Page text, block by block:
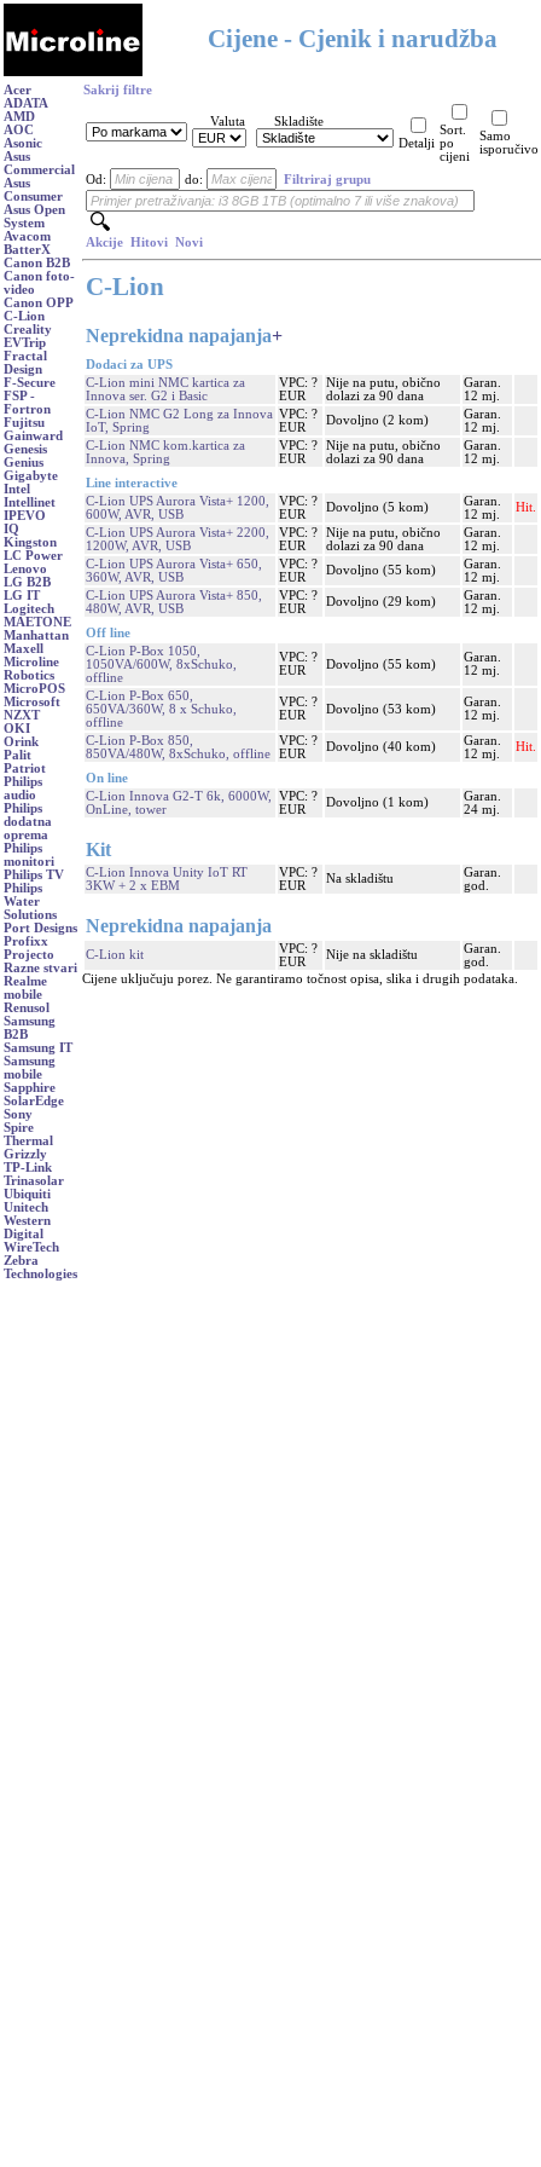
Cijene - Cjenik i narudžba
Acer
ADATA
AMD
AOC
Asonic
Asus
Commercial
Asus
Consumer
Asus Open
System
Avacom
BatterX
Canon B2B
Canon foto-
video
Canon OPP
C-Lion
Creality
EVTrip
Fractal
Design
F-Secure
FSP -
Fortron
Fujitsu
Gainward
Genesis
Genius
Gigabyte
Intel
Intellinet
IPEVO
IQ
Kingston
LC Power
Lenovo
LG B2B
LG IT
Logitech
MAETONE
Manhattan
Maxell
Microline
Robotics
MicroPOS
Microsoft
NZXT
OKI
Orink
Palit
Patriot
Philips
audio
Philips
dodatna
oprema
Philips
monitori
Philips TV
Philips
Water
Solutions
Port Designs
Profixx
Projecto
Razne stvari
Realme
mobile
Renusol
Samsung
B2B
Samsung IT
Samsung
mobile
Sapphire
SolarEdge
Sony
Spire
Thermal
Grizzly
TP-Link
Trinasolar
Ubiquiti
Unitech
Western
Digital
WireTech
Zebra
Technologies
Sakrij filtre
Valuta
Skladište
Detalji
Sort.
po
cijeni
Samo
isporučivo
Od: do: Filtriraj grupu
Akcije Hitovi Novi
C-Lion
Neprekidna napajanja+
Dodaci za UPS
C-Lion mini NMC kartica za
Innova ser. G2 i Basic
VPC: ?
EUR
Nije na putu, obično
dolazi za 90 dana
Garan.
12 mj.
C-Lion NMC G2 Long za Innova
IoT, Spring
VPC: ?
EUR
Dovoljno (2 kom)
Garan.
12 mj.
C-Lion NMC kom.kartica za
Innova, Spring
VPC: ?
EUR
Nije na putu, obično
dolazi za 90 dana
Garan.
12 mj.
Line interactive
C-Lion UPS Aurora Vista+ 1200,
600W, AVR, USB
VPC: ?
EUR
Dovoljno (5 kom)
Garan.
12 mj.
Hit.
C-Lion UPS Aurora Vista+ 2200,
1200W, AVR, USB
VPC: ?
EUR
Nije na putu, obično
dolazi za 90 dana
Garan.
12 mj.
C-Lion UPS Aurora Vista+ 650,
360W, AVR, USB
VPC: ?
EUR
Dovoljno (55 kom)
Garan.
12 mj.
C-Lion UPS Aurora Vista+ 850,
480W, AVR, USB
VPC: ?
EUR
Dovoljno (29 kom)
Garan.
12 mj.
Off line
C-Lion P-Box 1050,
1050VA/600W, 8xSchuko,
offline
VPC: ?
EUR
Dovoljno (55 kom)
Garan.
12 mj.
C-Lion P-Box 650,
650VA/360W, 8 x Schuko,
offline
VPC: ?
EUR
Dovoljno (53 kom)
Garan.
12 mj.
C-Lion P-Box 850,
850VA/480W, 8xSchuko, offline
VPC: ?
EUR
Dovoljno (40 kom)
Garan.
12 mj.
Hit.
On line
C-Lion Innova G2-T 6k, 6000W,
OnLine, tower
VPC: ?
EUR
Dovoljno (1 kom)
Garan.
24 mj.
Kit
C-Lion Innova Unity IoT RT
3KW + 2 x EBM
VPC: ?
EUR
Na skladištu
Garan.
god.
Neprekidna napajanja
C-Lion kit
VPC: ?
EUR
Nije na skladištu
Garan.
god.
Cijene uključuju porez. Ne garantiramo točnost opisa, slika i drugih podataka.